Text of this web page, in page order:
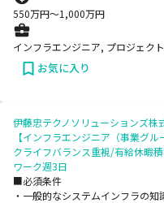
550万円〜1,000万円
インフラエンジニア, プロジェク
お気に入り
伊藤忠テクノソリューションズ株
【インフラエンジニア（事業グ
クライフバランス重視/有給休暇
ワーク週3日
■必須条件
・一般的なシステムインフラの